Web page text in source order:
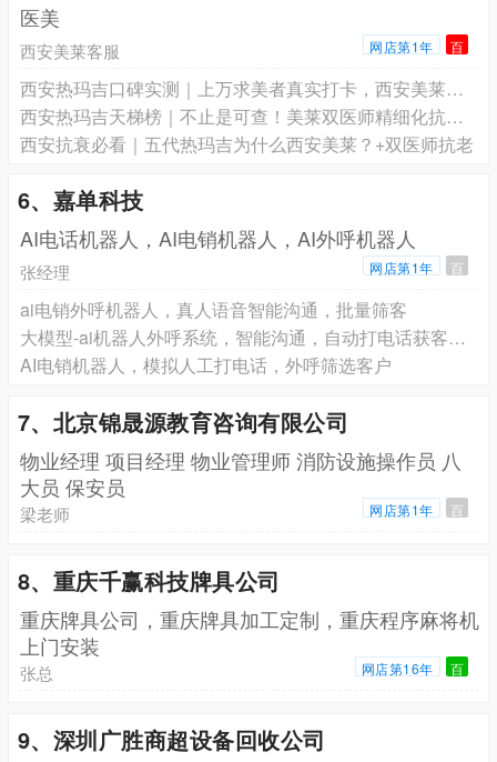
医美
西安美莱客服 网店第1年 百
西安热玛吉口碑实测｜上万求美者真实打卡，西安美莱凭实力收获一众好评
西安热玛吉天梯榜｜不止是可查！美莱双医师精细化抗衰，告别假垮脸
西安抗衰必看｜五代热玛吉为什么西安美莱？+双医师抗老
6、嘉单科技
AI电话机器人，AI电销机器人，AI外呼机器人
张经理 网店第1年 百
ai电销外呼机器人，真人语音智能沟通，批量筛客
大模型-ai机器人外呼系统，智能沟通，自动打电话获客软件
AI电销机器人，模拟人工打电话，外呼筛选客户
7、北京锦晟源教育咨询有限公司
物业经理 项目经理 物业管理师 消防设施操作员 八
大员 保安员
梁老师 网店第1年 百
8、重庆千赢科技牌具公司
重庆牌具公司，重庆牌具加工定制，重庆程序麻将机
上门安装
张总 网店第16年 百
9、深圳广胜商超设备回收公司